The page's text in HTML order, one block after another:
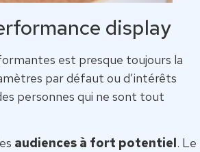
display
est presque toujours la
par défaut ou d’intérêts
personnes qui ne sont tout
audiences à fort potentiel. Le